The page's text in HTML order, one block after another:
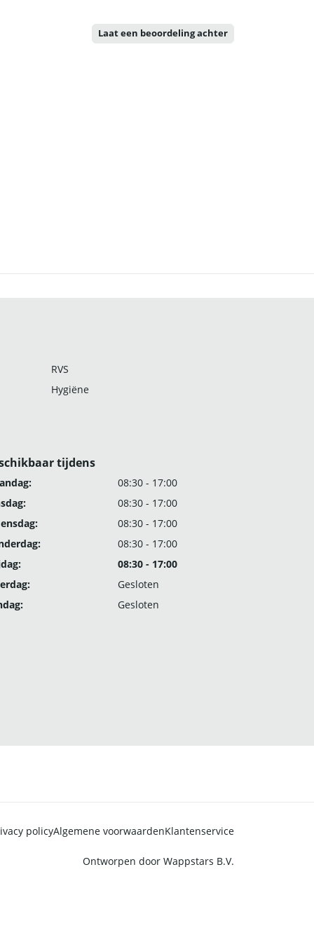
Laat een beoordeling achter
RVS
Hygiëne
tijdens
08:30 - 17:00
08:30 - 17:00
08:30 - 17:00
08:30 - 17:00
08:30 - 17:00
Gesloten
Gesloten
policyAlgemene voorwaardenKlantenservice
Ontworpen door Wappstars B.V.